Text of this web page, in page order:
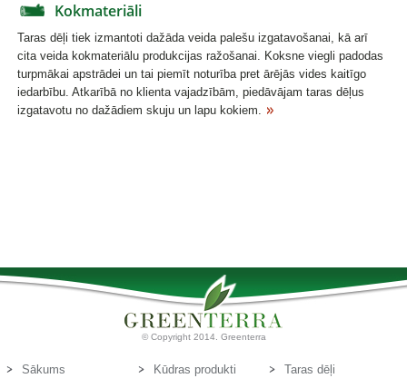
Kokmateriāli
Taras dēļi tiek izmantoti dažāda veida palešu izgatavošanai, kā arī
cita veida kokmateriālu produkcijas ražošanai. Koksne viegli padodas
turpmākai apstrādei un tai piemīt noturība pret ārējās vides kaitīgo
iedarbību. Atkarībā no klienta vajadzībām, piedāvājam taras dēļus
izgatavotu no dažādiem skuju un lapu kokiem.
© Copyright 2014. Greenterra
Sākums Kūdras produkti
Taras dēļi